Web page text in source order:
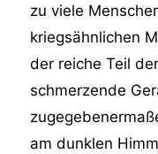
zu viele
kriegsähnlichen
der reiche Teil
schmerzende
am dunklen